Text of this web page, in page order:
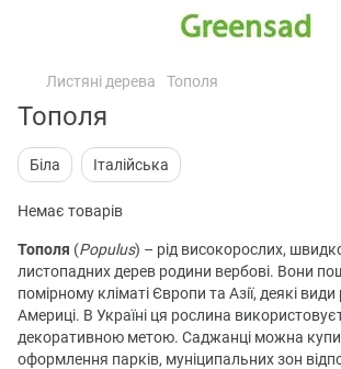
Листяні дерева Тополя
Тополя
Біла Італійська
Немає товарів
Тополя (Populus) – рід високорослих,
листопадних дерев родини вербові. Вони
помірному кліматі Європи та Азії, деякі
Америці. В Україні ця рослина
декоративною метою. Саджанці можна
оформлення парків, муніципальних зон